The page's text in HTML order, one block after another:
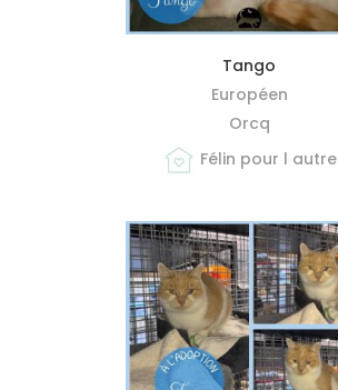
MIEUX ME CONNAÎTRE
Tango
Européen
Orcq
Félin pour l autre